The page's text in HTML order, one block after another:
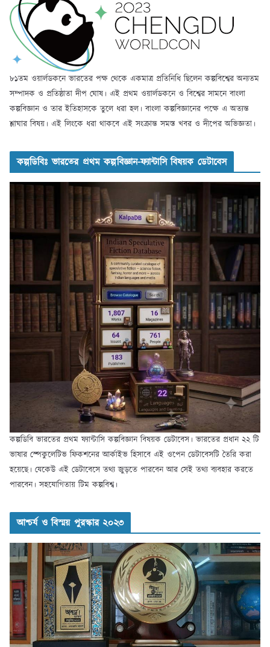
৮১তম ওয়ার্লডকনে ভারতের পক্ষ থেকে একমাত্র প্রতিনিধি ছিলেন কল্পবিশ্বের অন্যতম
সম্পাদক ও প্রতিষ্ঠাতা দীপ ঘোষ। এই প্রথম ওয়ার্লডকনে ও বিশ্বের সামনে বাংলা
কল্পবিজ্ঞান ও তার ইতিহাসকে তুলে ধরা হল। বাংলা কল্পবিজ্ঞানের পক্ষে এ অত্যন্ত
শ্লাঘার বিষয়। এই লিংকে ধরা থাকবে এই সংক্রান্ত সমস্ত খবর ও দীপের অভিজ্ঞতা।
কল্পডিবিঃ ভারতের প্রথম কল্পবিজ্ঞান-ফ্যান্টাসি বিষয়ক ডেটাবেস
কল্পডিবি ভারতের প্রথম ফ্যান্টাসি কল্পবিজ্ঞান বিষয়ক ডেটাবেস। ভারতের প্রধান ২২ টি
ভাষার স্পেকুলেটিভ ফিকশনের আর্কাইভ হিসাবে এই ওপেন ডেটাবেসটি তৈরি করা
হয়েছে। যেকেউ এই ডেটাবেসে তথ্য জুড়তে পারবেন আর সেই তথ্য ব্যবহার করতে
পারবেন। সহযোগিতায় টিম কল্পবিশ্ব।
আশ্চর্য ও বিস্ময় পুরস্কার ২০২৩